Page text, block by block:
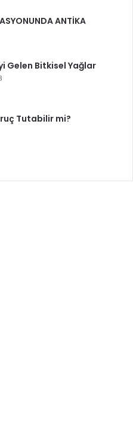
ANTİKA
Gelen Bitkisel Yağlar
Tutabilir mi?